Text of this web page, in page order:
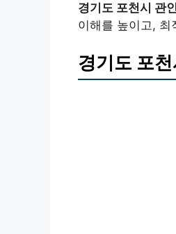
경기도 포천시 관
이해를 높이고, 최
경기도 포